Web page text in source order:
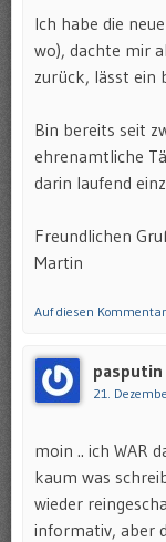
Ich habe die
wo), dachte mir
zurück, lässt ein
Bin bereits seit
ehrenamtliche
darin laufend
Freundlichen
Martin
Auf diesen
pasputin
21.
moin .. ich WAR
kaum was
wieder
informativ, aber